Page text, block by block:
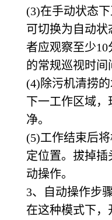
(3)在手动状态
可切换为自动
者应观察至少
的常规巡视时间
(4)除污机清捞
下一工作区域
净。
(5)工作结束后
定位置。拔掉
动操作。
3、自动操作步骤
在这种模式下